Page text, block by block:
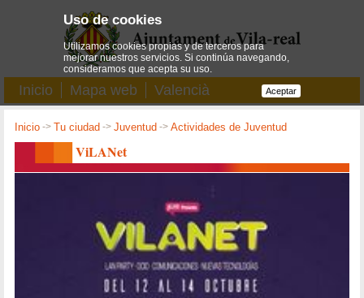
Inicio Mapa web Valencià
Inicio ->Tu ciudad ->Juventud ->Actividades de Juventud
ViLANet
Uso de cookies
Utilizamos cookies propias y de terceros para
mejorar nuestros servicios. Si continúa navegando,
consideramos que acepta su uso.
Aceptar